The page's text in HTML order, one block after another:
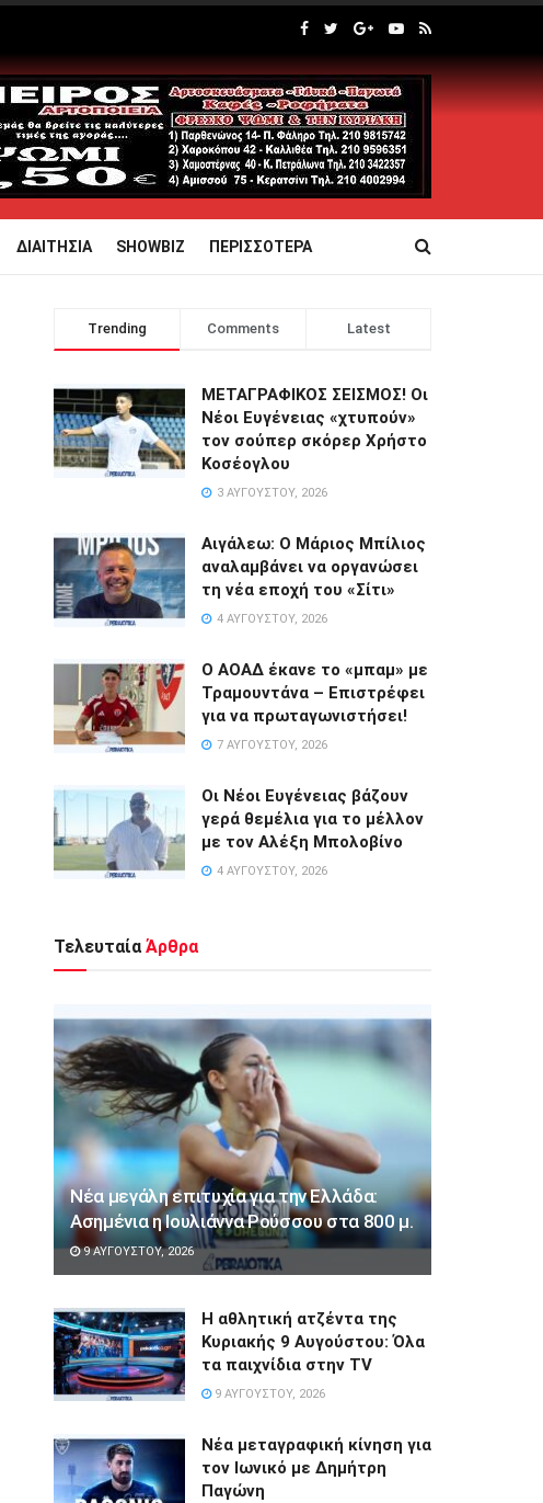
ΔΙΑΙΤΗΣΙΑ SHOWBIZ ΠΕΡΙΣΣΟΤΕΡΑ
Trending Comments Latest
ΜΕΤΑΓΡΑΦΙΚΟΣ ΣΕΙΣΜΟΣ! Οι
Νέοι Ευγένειας «χτυπούν»
τον σούπερ σκόρερ Χρήστο
Κοσέογλου
3 ΑΥΓΟΎΣΤΟΥ, 2026
Αιγάλεω: Ο Μάριος Μπίλιος
αναλαμβάνει να οργανώσει
τη νέα εποχή του «Σίτι»
4 ΑΥΓΟΎΣΤΟΥ, 2026
Ο ΑΟΑΔ έκανε το «μπαμ» με
Τραμουντάνα – Επιστρέφει
για να πρωταγωνιστήσει!
7 ΑΥΓΟΎΣΤΟΥ, 2026
Οι Νέοι Ευγένειας βάζουν
γερά θεμέλια για το μέλλον
με τον Αλέξη Μπολοβίνο
4 ΑΥΓΟΎΣΤΟΥ, 2026
Τελευταία Άρθρα
Νέα μεγάλη επιτυχία για την Ελλάδα:
Ασημένια η Ιουλιάννα Ρούσσου στα 800 μ.
9 ΑΥΓΟΎΣΤΟΥ, 2026
Η αθλητική ατζέντα της
Κυριακής 9 Αυγούστου: Όλα
τα παιχνίδια στην TV
9 ΑΥΓΟΎΣΤΟΥ, 2026
Νέα μεταγραφική κίνηση για
τον Ιωνικό με Δημήτρη
Παγώνη